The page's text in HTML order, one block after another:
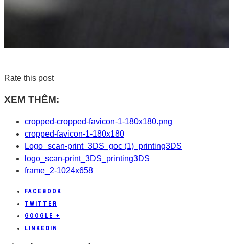
Rate this post
XEM THÊM:
cropped-cropped-favicon-1-180x180.png
cropped-favicon-1-180x180
Logo_scan-print_3DS_goc (1)_printing3DS
logo_scan-print_3DS_printing3DS
frame_2-1024x658
FACEBOOK
TWITTER
GOOGLE +
LINKEDIN